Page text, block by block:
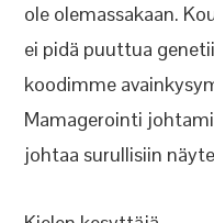
ole olemassakaan.
ei pidä puuttua
koodimme
Mamagerointi
johtaa surullisiin